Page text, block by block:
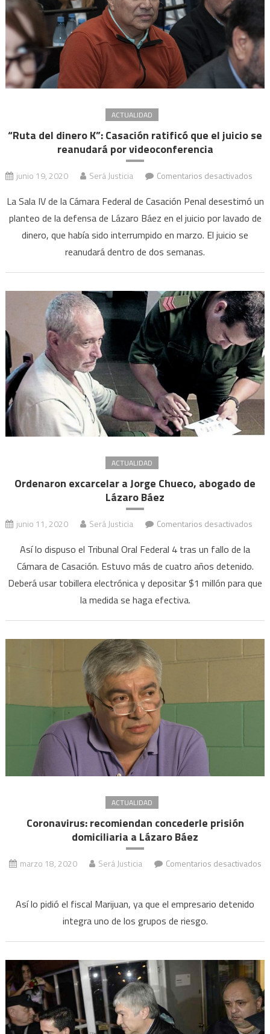
Báez
ACTUALIDAD
“Ruta del dinero K”: Casación ratificó que el juicio se
reanudará por videoconferencia
junio 19, 2020 Será Justicia Comentarios desactivados
del
el
juicio
se
por
La Sala IV de la Cámara Federal de Casación Penal desestimó un
planteo de la defensa de Lázaro Báez en el juicio por lavado de
dinero, que había sido interrumpido en marzo. El juicio se
reanudará dentro de dos semanas.
ACTUALIDAD
Ordenaron excarcelar a Jorge Chueco, abogado de
Lázaro Báez
junio 11, 2020 Será Justicia Comentarios desactivados
a
Báez
Así lo dispuso el Tribunal Oral Federal 4 tras un fallo de la
Cámara de Casación. Estuvo más de cuatro años detenido.
Deberá usar tobillera electrónica y depositar $1 millón para que
la medida se haga efectiva.
ACTUALIDAD
Coronavirus: recomiendan concederle prisión
domiciliaria a Lázaro Báez
marzo 18, 2020 Será Justicia
Comentarios desactivados
recomiendan
concederle
prisión
a
Lázaro
Báez
Así lo pidió el fiscal Marijuan, ya que el empresario detenido
integra uno de los grupos de riesgo.